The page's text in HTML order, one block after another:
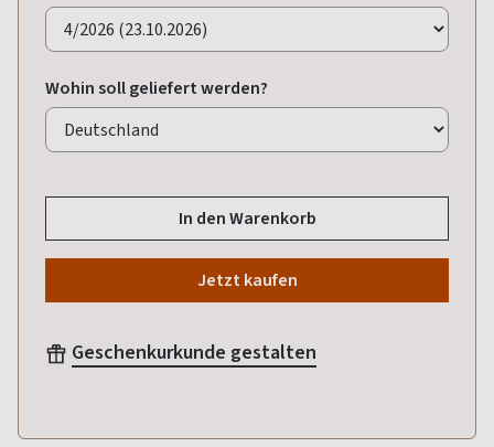
Wohin soll geliefert werden?
In den Warenkorb
Jetzt kaufen
Geschenkurkunde gestalten